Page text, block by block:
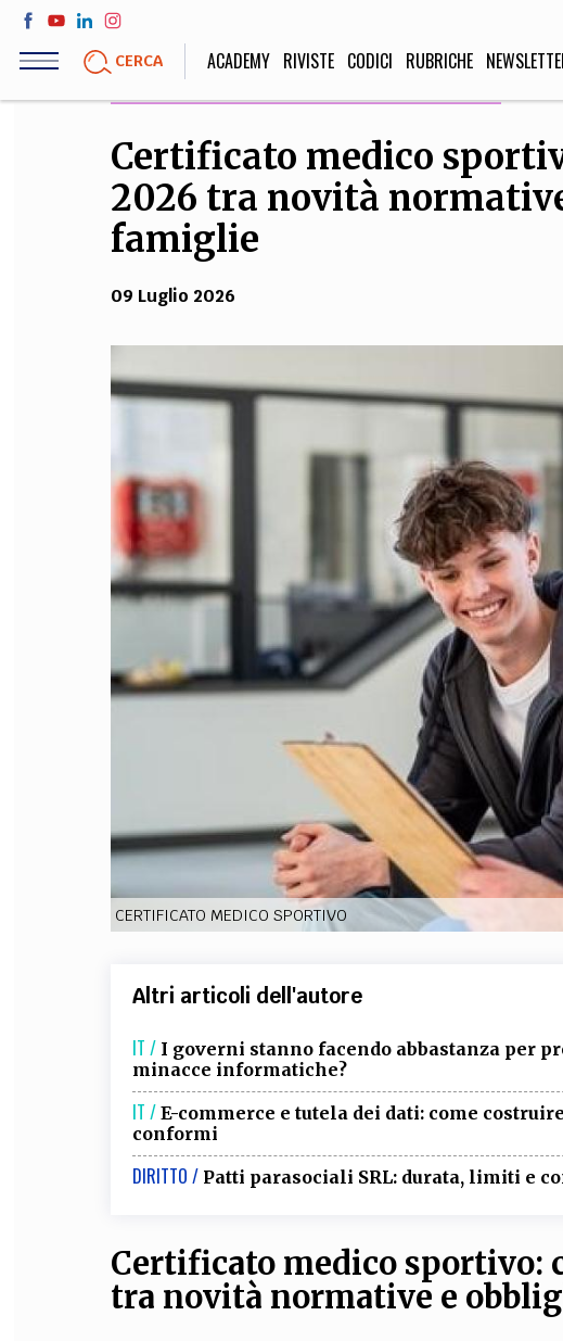
Salta
contenuto
CERCA ACADEMY RIVISTE CODICI RUBRICHE
LIFE STYLE
Sport, Cucina, Viaggi,
Moda
SOCIETÀ
Politica, Attualità,
STORIA E FILOSOFIA
umanistiche, Religione
FILODIRITTO REDAZIONE
CODICI
Certificato medico
2026 tra novità
famiglie
09 Luglio 2026
CERTIFICATO MEDICO SPORTIVO
Altri articoli dell'autore
IT / I governi stanno facendo abbastanza per
minacce informatiche?
IT / E-commerce e tutela dei dati: come
conformi
DIRITTO / Patti parasociali SRL: durata, limiti e
Certificato medico sportivo:
tra novità normative e